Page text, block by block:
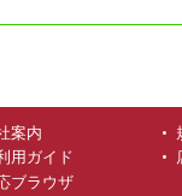
案内
用ガイド
ブラウザ